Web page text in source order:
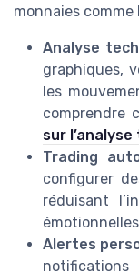
monnaies
Analyse
graphiques,
les
comprendre
sur
Trading
configurer
réduisant
Alertes